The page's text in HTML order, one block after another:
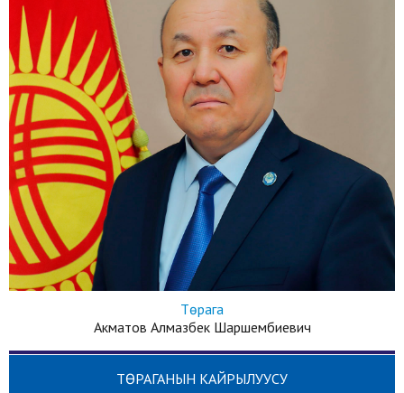
Төрага
Акматов Алмазбек Шаршембиевич
ТӨРАГАНЫН КАЙРЫЛУУСУ